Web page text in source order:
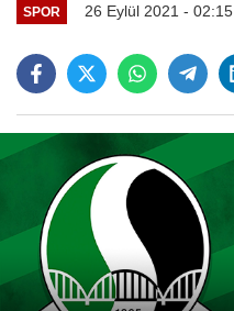
SPOR 26 Eylül 2021 - 02:15